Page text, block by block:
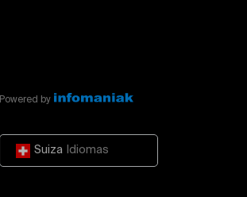
Powered by
Suiza Idiomas